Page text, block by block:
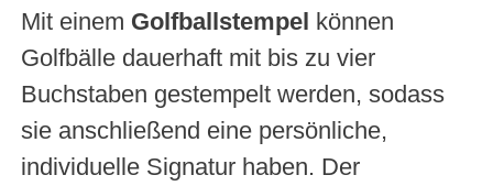
Mit einem Golfballstempel können
Golfbälle dauerhaft mit bis zu vier
Buchstaben gestempelt werden, sodass
sie anschließend eine persönliche,
individuelle Signatur haben. Der